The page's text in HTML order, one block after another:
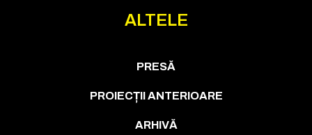
ALTELE
PRESĂ
PROIECȚII ANTERIOARE
ARHIVĂ